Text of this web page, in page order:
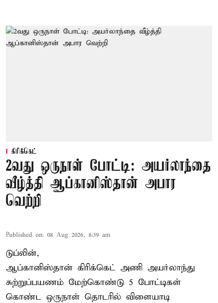
கிரிக்கெட்
2வது ஒருநாள் போட்டி: அயர்லாந்தை
வீழ்த்தி ஆப்கானிஸ்தான் அபார
வெற்றி
Published on: 08 Aug 2026, 8:39 am
டுப்லின்,
ஆப்கானிஸ்தான் கிரிக்கெட் அணி அயர்லாந்து
சுற்றுப்பயணம் மேற்கொண்டு 5 போட்டிகள்
கொண்ட ஒருநாள் தொடரில் விளையாடி